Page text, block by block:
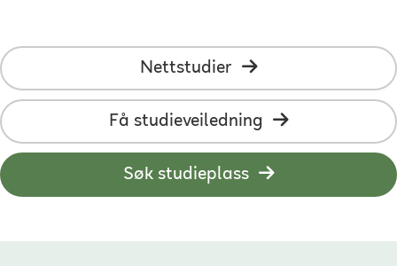
studenter
utvikling
læring
fleksibilitet
Nettstudier
Få studieveiledning
Søk studieplass